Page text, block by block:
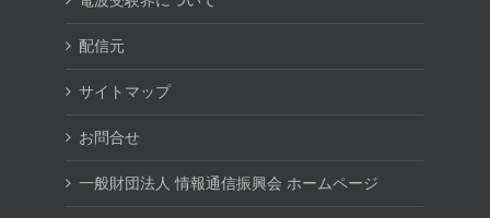
配信元
サイトマップ
お問合せ
一般財団法人 情報通信振興会 ホームページ